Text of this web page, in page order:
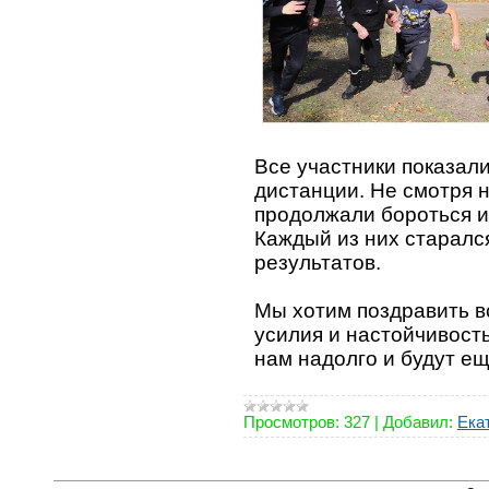
Все участники
дистанции. Не смотря
продолжали бороться
Каждый из них
результатов.
Мы хотим поздравить
усилия и
нам надолго и будут
Просмотров: 327 | Добавил: